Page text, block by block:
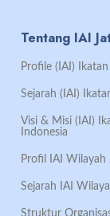
Tentang IAI
Profile (IAI)
Sejarah (IAI)
Visi & Misi (IAI)
Indonesia
Profil IAI Wilayah
Sejarah IAI
Struktur